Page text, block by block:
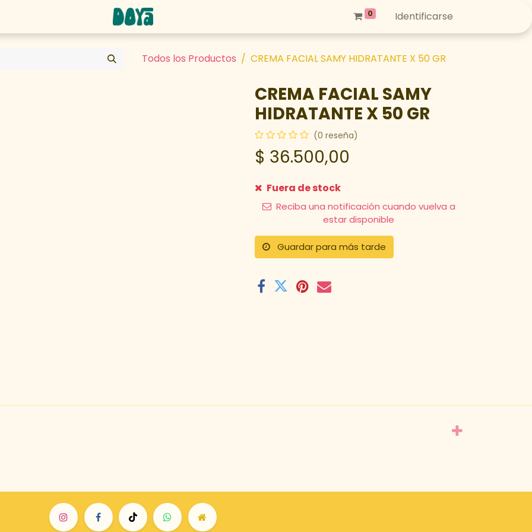
0 Identificarse
Todos los Productos CREMA FACIAL SAMY HIDRATANTE X 50 GR
CREMA FACIAL SAMY
HIDRATANTE X 50 GR
(0 reseña)
$ 36.500,00
Fuera de stock
Reciba una notificación cuando vuelva a
estar disponible
Guardar para más tarde